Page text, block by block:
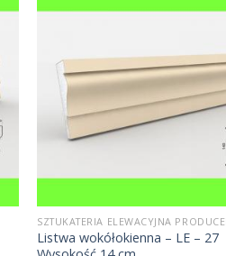
SZTUKATERIA ELEWACYJNA
Listwa wokółokienna – LE – 27